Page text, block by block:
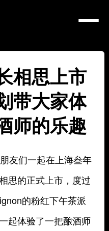
相思上市
带大家体
师的乐趣
友们一起在上海叁年
思的正式上市，度过
的粉红下午茶派
起体验了一把酿酒师